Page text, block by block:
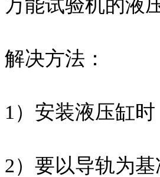
万能试验机的液
解决方法：
1）安装液压缸时
2）要以导轨为